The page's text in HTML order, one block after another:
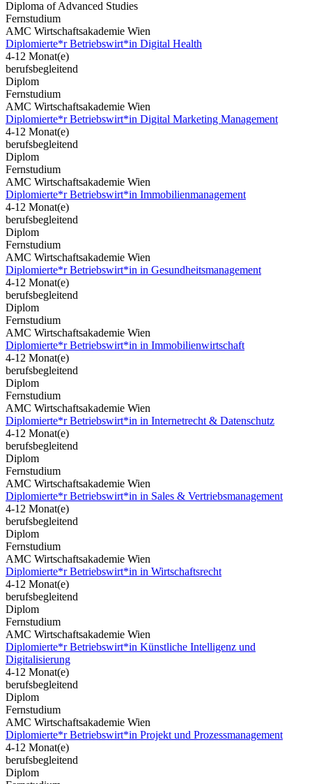
Diploma of Advanced Studies
Fernstudium
AMC Wirtschaftsakademie Wien
Diplomierte*r Betriebswirt*in Digital Health
4-12 Monat(e)
berufsbegleitend
Diplom
Fernstudium
AMC Wirtschaftsakademie Wien
Diplomierte*r Betriebswirt*in Digital Marketing Management
4-12 Monat(e)
berufsbegleitend
Diplom
Fernstudium
AMC Wirtschaftsakademie Wien
Diplomierte*r Betriebswirt*in Immobilienmanagement
4-12 Monat(e)
berufsbegleitend
Diplom
Fernstudium
AMC Wirtschaftsakademie Wien
Diplomierte*r Betriebswirt*in in Gesundheitsmanagement
4-12 Monat(e)
berufsbegleitend
Diplom
Fernstudium
AMC Wirtschaftsakademie Wien
Diplomierte*r Betriebswirt*in in Immobilienwirtschaft
4-12 Monat(e)
berufsbegleitend
Diplom
Fernstudium
AMC Wirtschaftsakademie Wien
Diplomierte*r Betriebswirt*in in Internetrecht & Datenschutz
4-12 Monat(e)
berufsbegleitend
Diplom
Fernstudium
AMC Wirtschaftsakademie Wien
Diplomierte*r Betriebswirt*in in Sales & Vertriebsmanagement
4-12 Monat(e)
berufsbegleitend
Diplom
Fernstudium
AMC Wirtschaftsakademie Wien
Diplomierte*r Betriebswirt*in in Wirtschaftsrecht
4-12 Monat(e)
berufsbegleitend
Diplom
Fernstudium
AMC Wirtschaftsakademie Wien
Diplomierte*r Betriebswirt*in Künstliche Intelligenz und
Digitalisierung
4-12 Monat(e)
berufsbegleitend
Diplom
Fernstudium
AMC Wirtschaftsakademie Wien
Diplomierte*r Betriebswirt*in Projekt und Prozessmanagement
4-12 Monat(e)
berufsbegleitend
Diplom